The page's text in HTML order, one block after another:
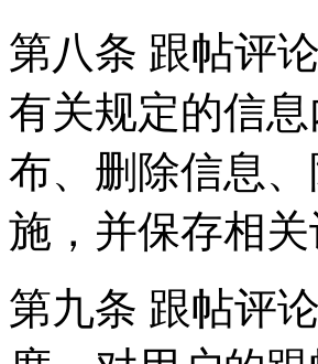
第八条 跟帖评
有关规定的信
布、删除信息
施，并保存相关
第九条 跟帖评